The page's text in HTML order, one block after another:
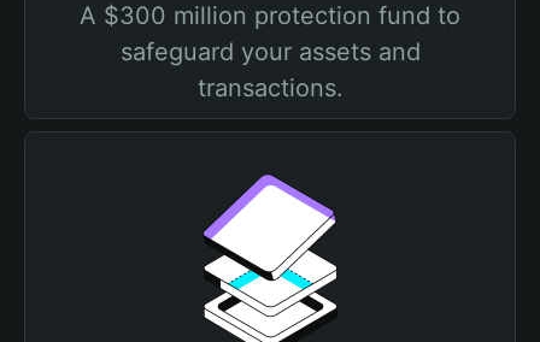
A $300 million protection fund to
safeguard your assets and
transactions.